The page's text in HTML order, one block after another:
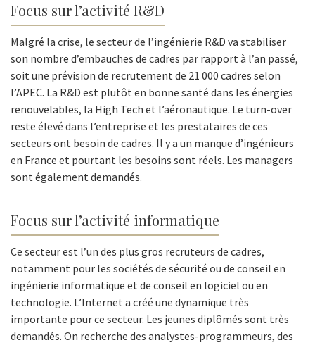
Focus sur l’activité R&D
Malgré la crise, le secteur de l’ingénierie R&D va stabiliser
son nombre d’embauches de cadres par rapport à l’an passé,
soit une prévision de recrutement de 21 000 cadres selon
l’APEC. La R&D est plutôt en bonne santé dans les énergies
renouvelables, la High Tech et l’aéronautique. Le turn-over
reste élevé dans l’entreprise et les prestataires de ces
secteurs ont besoin de cadres. Il y a un manque d’ingénieurs
en France et pourtant les besoins sont réels. Les managers
sont également demandés.
Focus sur l’activité informatique
Ce secteur est l’un des plus gros recruteurs de cadres,
notamment pour les sociétés de sécurité ou de conseil en
ingénierie informatique et de conseil en logiciel ou en
technologie. L’Internet a créé une dynamique très
importante pour ce secteur. Les jeunes diplômés sont très
demandés. On recherche des analystes-programmeurs, des